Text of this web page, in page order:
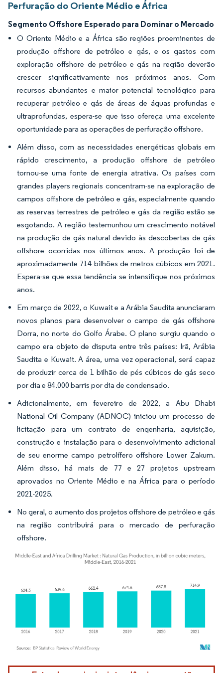
Perfuração do Oriente Médio e África
Segmento Offshore Esperado para Dominar o Mercado
O Oriente Médio e a África são regiões proeminentes de
produção offshore de petróleo e gás, e os gastos com
exploração offshore de petróleo e gás na região deverão
crescer significativamente nos próximos anos. Com
recursos abundantes e maior potencial tecnológico para
recuperar petróleo e gás de áreas de águas profundas e
ultraprofundas, espera-se que isso ofereça uma excelente
oportunidade para as operações de perfuração offshore.
Além disso, com as necessidades energéticas globais em
rápido crescimento, a produção offshore de petróleo
tornou-se uma fonte de energia atrativa. Os países com
grandes players regionais concentram-se na exploração de
campos offshore de petróleo e gás, especialmente quando
as reservas terrestres de petróleo e gás da região estão se
esgotando. A região testemunhou um crescimento notável
na produção de gás natural devido às descobertas de gás
offshore ocorridas nos últimos anos. A produção foi de
aproximadamente 714 bilhões de metros cúbicos em 2021.
Espera-se que essa tendência se intensifique nos próximos
anos.
Em março de 2022, o Kuwait e a Arábia Saudita anunciaram
novos planos para desenvolver o campo de gás offshore
Dorra, no norte do Golfo Árabe. O plano surgiu quando o
campo era objeto de disputa entre três países: Irã, Arábia
Saudita e Kuwait. A área, uma vez operacional, será capaz
de produzir cerca de 1 bilhão de pés cúbicos de gás seco
por dia e 84.000 barris por dia de condensado.
Adicionalmente, em fevereiro de 2022, a Abu Dhabi
National Oil Company (ADNOC) iniciou um processo de
licitação para um contrato de engenharia, aquisição,
construção e instalação para o desenvolvimento adicional
de seu enorme campo petrolífero offshore Lower Zakum.
Além disso, há mais de 77 e 27 projetos upstream
aprovados no Oriente Médio e na África para o período
2021-2025.
No geral, o aumento dos projetos offshore de petróleo e gás
na região contribuirá para o mercado de perfuração
offshore.
Imagem © Mordor Intelligence. O reuso requer atribuição conforme CC BY 4.0.